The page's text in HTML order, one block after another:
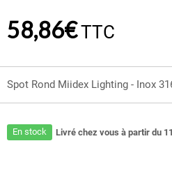
58,86€TTC
Spot Rond Miidex Lighting - Inox
En stock Livré chez vous à partir du